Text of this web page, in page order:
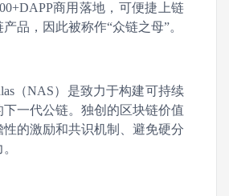
商用落地，可便捷上链
品，因此被称作“众链之母”。
（NAS）是致力于构建可持续
下一代公链。独创的区块链价值
性的激励和共识机制、避免硬分